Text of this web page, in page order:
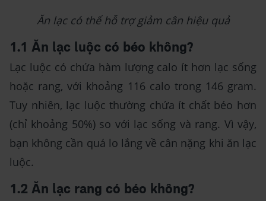
Ăn lạc có thể hỗ trợ giảm cân hiệu quả
1.1 Ăn lạc luộc có béo không?
Lạc luộc có chứa hàm lượng calo ít hơn lạc sống
hoặc rang, với khoảng 116 calo trong 146 gram.
Tuy nhiên, lạc luộc thường chứa ít chất béo hơn
(chỉ khoảng 50%) so với lạc sống và rang. Vì vậy,
bạn không cần quá lo lắng về cân nặng khi ăn lạc
luộc.
1.2 Ăn lạc rang có béo không?